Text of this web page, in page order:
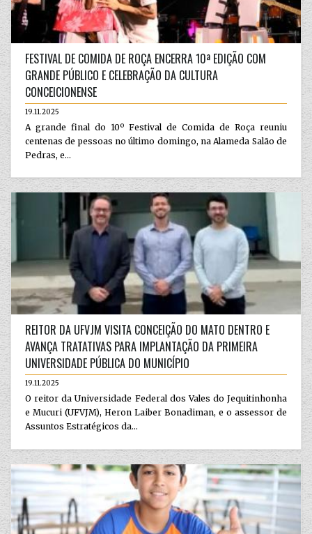
FESTIVAL DE COMIDA DE ROÇA ENCERRA 10ª EDIÇÃO COM
GRANDE PÚBLICO E CELEBRAÇÃO DA CULTURA
CONCEICIONENSE
19.11.2025
A grande final do 10º Festival de Comida de Roça reuniu
centenas de pessoas no último domingo, na Alameda Salão de
Pedras, e...
REITOR DA UFVJM VISITA CONCEIÇÃO DO MATO DENTRO E
AVANÇA TRATATIVAS PARA IMPLANTAÇÃO DA PRIMEIRA
UNIVERSIDADE PÚBLICA DO MUNICÍPIO
19.11.2025
O reitor da Universidade Federal dos Vales do Jequitinhonha
e Mucuri (UFVJM), Heron Laiber Bonadiman, e o assessor de
Assuntos Estratégicos da...